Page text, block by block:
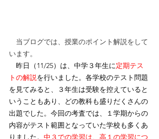
当ブログでは、授業のポイント解説をして
います。
昨日（11/25）は、中学３年生に定期テス
トの解説を行いました。各学校のテスト問題
を見てみると、３年生は受験を控えていると
いうこともあり、どの教科も盛りだくさんの
出題でした。 今回の考査では、１学期からの
内容がテスト範囲となっていた学校も多くあ
りました。 中３での学習は、高１の学習につ